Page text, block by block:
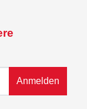
Anmelden